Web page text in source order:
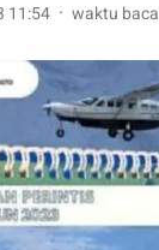
11:54 waktu